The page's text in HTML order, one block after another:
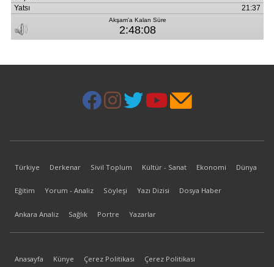
Türkiye Derkenar Sivil Toplum Kültür - Sanat Ekonomi Dünya
Eğitim Yorum - Analiz Söyleşi Yazı Dizisi Dosya Haber
Ankara Analiz Sağlık Portre Yazarlar
Anasayfa Künye Çerez Politikası Çerez Politikası